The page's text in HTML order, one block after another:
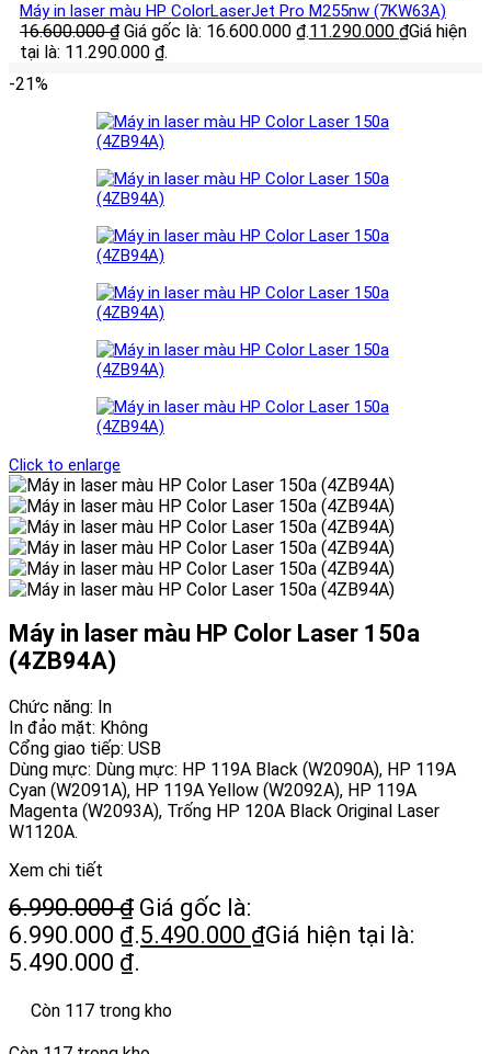
Máy in laser màu HP ColorLaserJet Pro M255nw (7KW63A)
16.600.000₫ Giá gốc là: 16.600.000 ₫.11.290.000 ₫Giá hiện
tại là: 11.290.000 ₫.
-21%
Click to enlarge
Máy in laser màu HP Color Laser 150a
(4ZB94A)
Chức năng: In
In đảo mặt: Không
Cổng giao tiếp: USB
Dùng mực: Dùng mực: HP 119A Black (W2090A), HP 119A
Cyan (W2091A), HP 119A Yellow (W2092A), HP 119A
Magenta (W2093A), Trống HP 120A Black Original Laser
W1120A.
Xem chi tiết
6.990.000₫ Giá gốc là:
6.990.000 ₫.5.490.000 ₫Giá hiện tại là:
5.490.000 ₫.
Còn 117 trong kho